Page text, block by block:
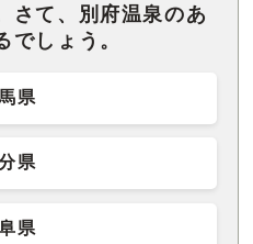
さて、別府温泉のあ
でしょう。
県
県
県